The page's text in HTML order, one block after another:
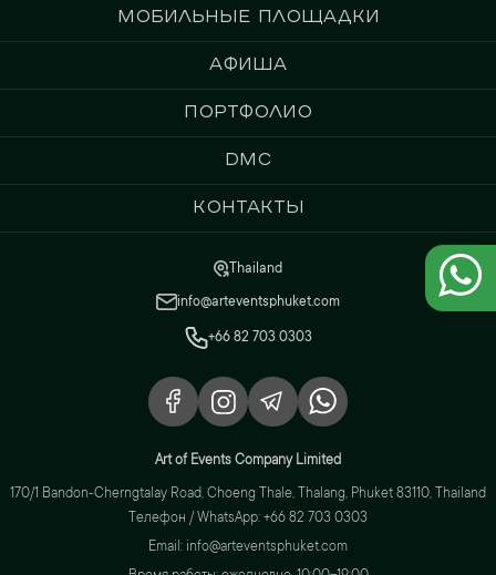
Мобильные площадки
Афиша
Портфолио
DMC
Контакты
Thailand
info@arteventsphuket.com
+66 82 703 0303
Art of Events Company Limited
170/1 Bandon-Cherngtalay Road, Choeng Thale, Thalang, Phuket 83110, Thailand
Телефон / WhatsApp: +66 82 703 0303
Email: info@arteventsphuket.com